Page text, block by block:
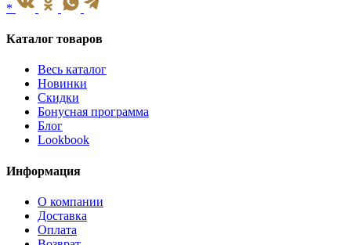
*
Каталог товаров
Весь каталог
Новинки
Скидки
Бонусная программа
Блог
Lookbook
Информация
О компании
Доставка
Оплата